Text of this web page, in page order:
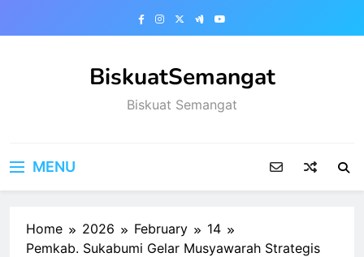
BiskuatSemangat
Biskuat Semangat
MENU
Home 2026 February
14
Pemkab. Sukabumi Gelar Musyawarah Strategis